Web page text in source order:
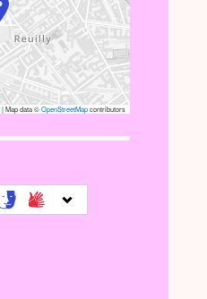
|Map data ©OpenStreetMapcontributors